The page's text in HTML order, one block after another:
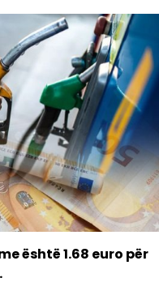
është 1.68 euro për